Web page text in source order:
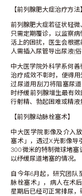
【前列腺肥大症治疗方法
前列腺肥大症若征状轻微
只需定期覆诊，以监察
活上的困扰，医生会根
人需插入尿管导出尿液(
中大医学院外科学系何
治疗成效不彰时，便得
过尿道用刮刀将阻塞尿
时纾缓前列腺增生最有
行射精、勃起困难或精液
【前列腺动脉栓塞术】
中大医学院影像及介入
塞术」，透过X光影像导
300微米的特制微球堵塞
以纾缓尿道堵塞的情况。
自今年6月起，研究团队
脉栓塞术」，病人在术
星期后已经可正常排尿，